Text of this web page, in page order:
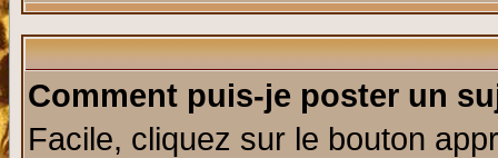
Comment puis-je poster un
Facile, cliquez sur le bouton